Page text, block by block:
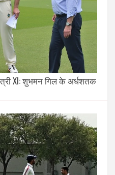
XI: शुभमन गिल के अर्धशतक